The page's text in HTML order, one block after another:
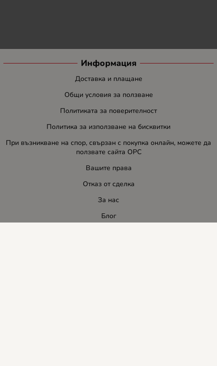
Информация
Доставка и плащане
Общи условия за ползване
Политиката за поверителност
Политика за използване на бисквитки
При възникване на спор, свързан с покупка онлайн, можете да
ползвате сайта ОРС
Вашите права
Отказ от сделка
За нас
Блог